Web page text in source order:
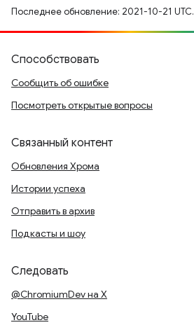
Последнее обновление: 2021-10-21 UTC.
Способствовать
Сообщить об ошибке
Посмотреть открытые вопросы
Связанный контент
Обновления Хрома
Истории успеха
Отправить в архив
Подкасты и шоу
Следовать
@ChromiumDev на X
YouTube